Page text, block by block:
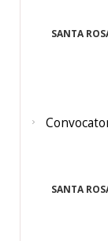
SANTA
SANTA